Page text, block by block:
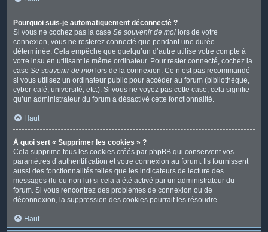
Pourquoi suis-je automatiquement déconnecté ?
Si vous ne cochez pas la case Se souvenir de moi lors de votre
connexion, vous ne resterez connecté que pendant une durée
déterminée. Cela empêche que quelqu’un d’autre utilise votre compte à
votre insu en utilisant le même ordinateur. Pour rester connecté, cochez la
case Se souvenir de moi lors de la connexion. Ce n’est pas recommandé
si vous utilisez un ordinateur public pour accéder au forum (bibliothèque,
cyber-café, université, etc.). Si vous ne voyez pas cette case, cela signifie
qu’un administrateur du forum a désactivé cette fonctionnalité.
Haut
À quoi sert « Supprimer les cookies » ?
Cela supprime tous les cookies créés par phpBB qui conservent vos
paramètres d’authentification et votre connexion au forum. Ils fournissent
aussi des fonctionnalités telles que les indicateurs de lecture des
messages (lu ou non lu) si cela a été activé par un administrateur du
forum. Si vous rencontrez des problèmes de connexion ou de
déconnexion, la suppression des cookies pourrait les résoudre.
Haut